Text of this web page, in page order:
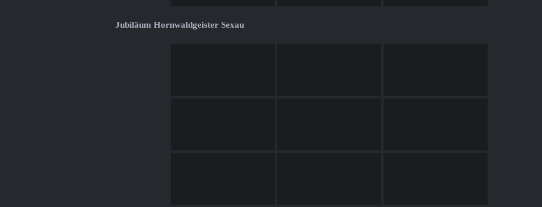
Jubiläum Hornwaldgeister Sexau